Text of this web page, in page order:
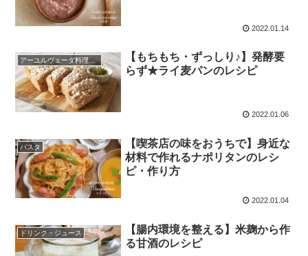
2022.01.14
アーユルヴェーダ料理レシピ
【もちもち・ずっしり♪】発酵要
らず★ライ麦パンのレシピ
2022.01.06
パスタ
【喫茶店の味をおうちで】身近な
材料で作れるナポリタンのレシ
ピ・作り方
2022.01.04
ドリンク・ジュース
【腸内環境を整える】米麹から作
る甘酒のレシピ